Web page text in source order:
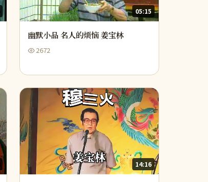
05:15
幽默小品 名人的烦恼 姜宝林
2672
14:16